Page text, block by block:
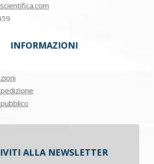
INFORMAZIONI
ALLA NEWSLETTER